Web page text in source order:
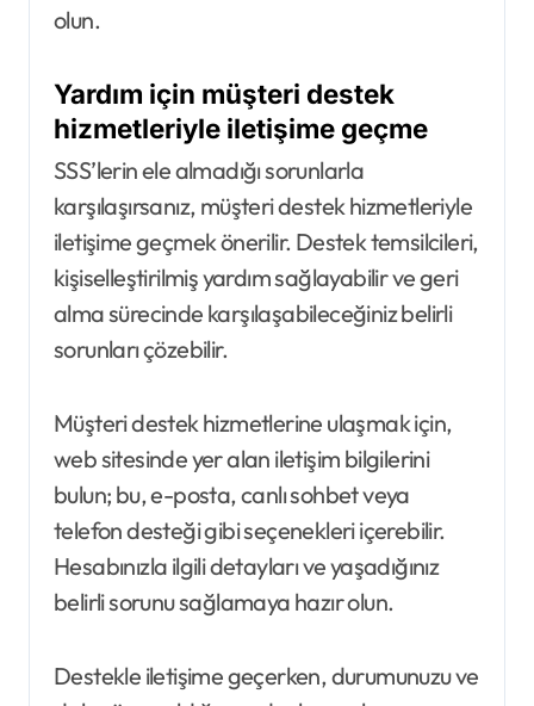
olun.
Yardım için müşteri destek
hizmetleriyle iletişime geçme
SSS’lerin ele almadığı sorunlarla
karşılaşırsanız, müşteri destek hizmetleriyle
iletişime geçmek önerilir. Destek temsilcileri,
kişiselleştirilmiş yardım sağlayabilir ve geri
alma sürecinde karşılaşabileceğiniz belirli
sorunları çözebilir.
Müşteri destek hizmetlerine ulaşmak için,
web sitesinde yer alan iletişim bilgilerini
bulun; bu, e-posta, canlı sohbet veya
telefon desteği gibi seçenekleri içerebilir.
Hesabınızla ilgili detayları ve yaşadığınız
belirli sorunu sağlamaya hazır olun.
Destekle iletişime geçerken, durumunuzu ve